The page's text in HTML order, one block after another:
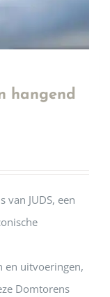
hangend
JUDS, een
en uitvoeringen,
Domtorens